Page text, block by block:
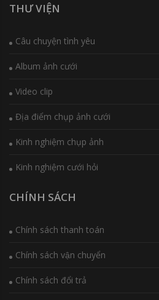
THƯ VIỆN
Câu chuyện tình yêu
Album ảnh cưới
Video clip
Địa điểm chụp ảnh cưới
Kinh nghiệm chụp ảnh
Kinh nghiệm cưới hỏi
CHÍNH SÁCH
Chính sách thanh toán
Chính sách vận chuyển
Chính sách đổi trả